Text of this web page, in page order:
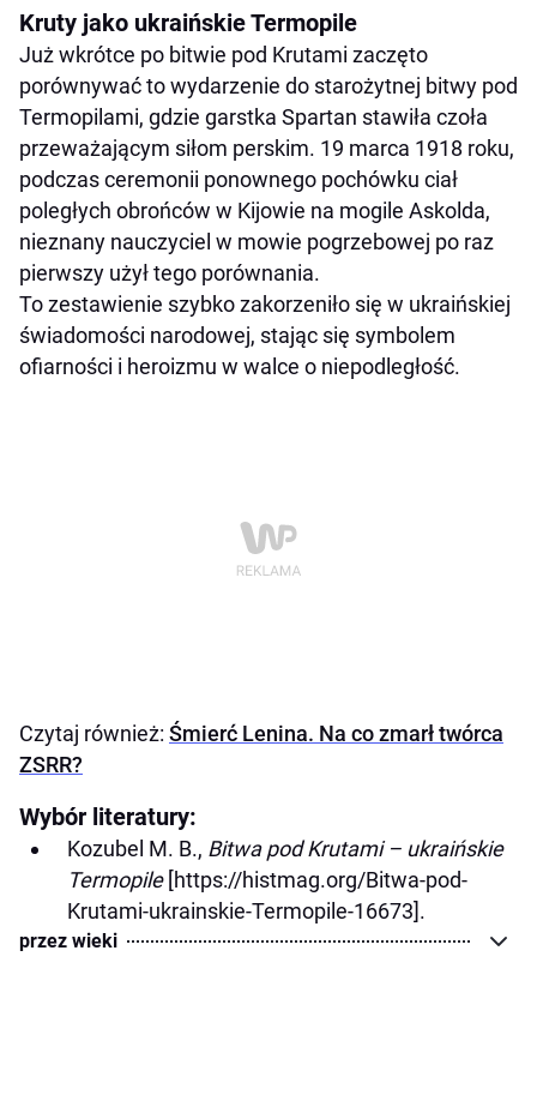
Kruty jako ukraińskie Termopile
Już wkrótce po bitwie pod Krutami zaczęto
porównywać to wydarzenie do starożytnej bitwy pod
Termopilami, gdzie garstka Spartan stawiła czoła
przeważającym siłom perskim. 19 marca 1918 roku,
podczas ceremonii ponownego pochówku ciał
poległych obrońców w Kijowie na mogile Askolda,
nieznany nauczyciel w mowie pogrzebowej po raz
pierwszy użył tego porównania.
To zestawienie szybko zakorzeniło się w ukraińskiej
świadomości narodowej, stając się symbolem
ofiarności i heroizmu w walce o niepodległość.
Czytaj również: Śmierć Lenina. Na co zmarł twórca
ZSRR?
Wybór literatury:
Kozubel M. B., Bitwa pod Krutami – ukraińskie
Termopile[https://histmag.org/Bitwa-pod-
Krutami-ukrainskie-Termopile-16673].
przez wieki